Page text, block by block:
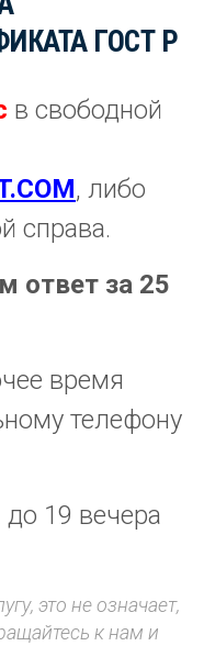
ГОСТ Р
в свободной
, либо
справа.
ответ за 25
время
телефону
до 19 вечера
это не означает,
к нам и